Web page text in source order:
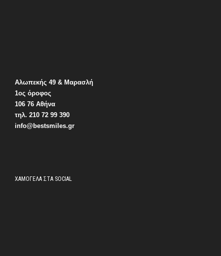
Αλωπεκής 49 & Μαρασλή
1ος όροφος
106 76 Αθήνα
τηλ. 210 72 99 390
info@bestsmiles.gr
ΧΑΜΟΓΕΛΑ ΣΤΑ SOCIAL